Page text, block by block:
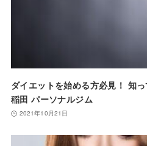
ダイエットを始める方必見！ 知
稲田 パーソナルジム
2021年10月21日